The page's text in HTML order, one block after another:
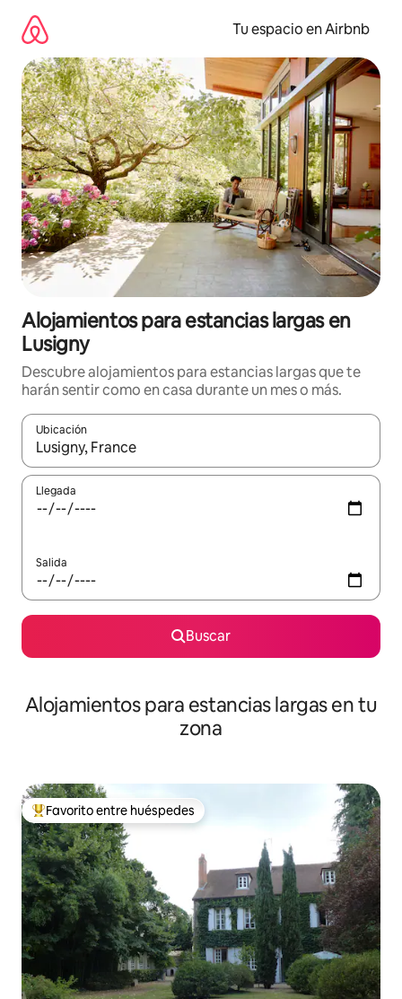
contenido
Tu espacio en Airbnb
Alojamientos para estancias largas en
Lusigny
Descubre alojamientos para estancias largas que te
harán sentir como en casa durante un mes o más.
Ubicación
Cuando los resultados estén disponibles, podrás navegar
Llegada
Salida
Buscar
Alojamientos para estancias largas en tu
zona
De los mejores en Favorito entre huéspedes
Favorito entre huéspedes